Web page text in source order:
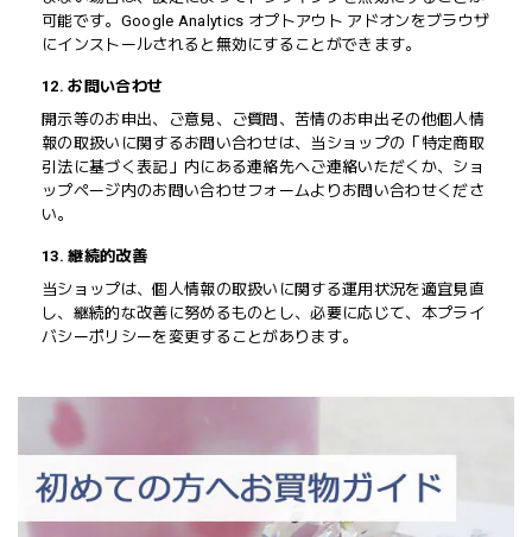
可能です。Google Analytics オプトアウト アドオンをブラウザ
にインストールされると無効にすることができます。
12. お問い合わせ
開示等のお申出、ご意見、ご質問、苦情のお申出その他個人情
報の取扱いに関するお問い合わせは、当ショップの「特定商取
引法に基づく表記」内にある連絡先へご連絡いただくか、ショ
ップページ内のお問い合わせフォームよりお問い合わせくださ
い。
13. 継続的改善
当ショップは、個人情報の取扱いに関する運用状況を適宜見直
し、継続的な改善に努めるものとし、必要に応じて、本プライ
バシーポリシーを変更することがあります。